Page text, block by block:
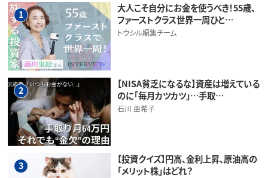
1
大人こそ自分にお金を使うべき！55歳、
ファーストクラス世界一周ひと…
トウシル編集チーム
2
【NISA貧乏になるな】資産は増えている
のに「毎月カツカツ」…手取…
石川 亜希子
3
【投資クイズ】円高、金利上昇、原油高の
「メリット株」はどれ？